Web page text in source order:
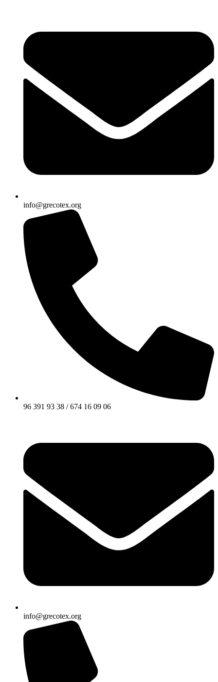
info@grecotex.org
96 391 93 38 / 674 16 09 06
info@grecotex.org